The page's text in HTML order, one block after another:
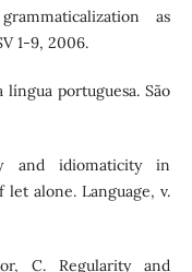
as
1-9, 2006.
língua portuguesa. São
and idiomaticity in
alone. Language, v.
C. Regularity and